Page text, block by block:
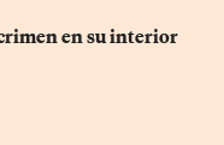
en su interior